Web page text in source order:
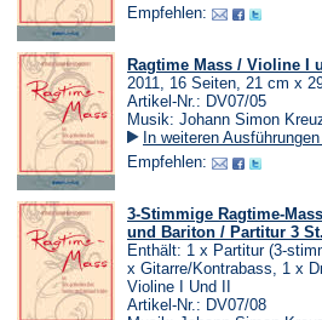
Empfehlen:
Ragtime Mass / Violine I
2011, 16 Seiten, 21 cm x
Artikel-Nr.: DV07/05
Musik: Johann Simon
In weiteren
Empfehlen:
3-Stimmige Ragtime-
und Bariton / Partitur 3
Enthält: 1 x Partitur (3-
x Gitarre/Kontrabass, 1 x
Violine I Und II
Artikel-Nr.: DV07/08